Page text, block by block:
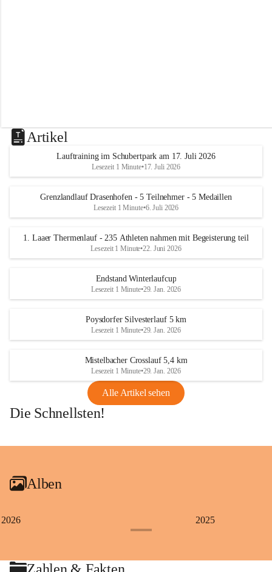
Artikel
Lauftraining im Schubertpark am 17. Juli 2026
Lesezeit 1 Minute•17. Juli 2026
Grenzlandlauf Drasenhofen - 5 Teilnehmer - 5 Medaillen
Lesezeit 1 Minute•6. Juli 2026
1. Laaer Thermenlauf - 235 Athleten nahmen mit Begeisterung teil
Lesezeit 1 Minute•22. Juni 2026
Endstand Winterlaufcup
Lesezeit 1 Minute•29. Jan. 2026
Poysdorfer Silvesterlauf 5 km
Lesezeit 1 Minute•29. Jan. 2026
Mistelbacher Crosslauf 5,4 km
Lesezeit 1 Minute•29. Jan. 2026
Alle Artikel sehen
Die Schnellsten!
+1
Alben
2026 2025
Zahlen & Fakten